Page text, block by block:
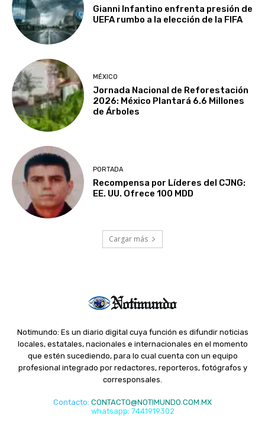
Gianni Infantino enfrenta presión de
UEFA rumbo a la elección de la FIFA
MÉXICO
Jornada Nacional de Reforestación
2026: México Plantará 6.6 Millones
de Árboles
PORTADA
Recompensa por Líderes del CJNG:
EE. UU. Ofrece 100 MDD
Cargar más
Notimundo: Es un diario digital cuya función es difundir noticias
locales, estatales, nacionales e internacionales en el momento
que estén sucediendo, para lo cual cuenta con un equipo
profesional integrado por redactores, reporteros, fotógrafos y
corresponsales.
Contacto: CONTACTO@NOTIMUNDO.COM.MX
whatsapp: 7441919302